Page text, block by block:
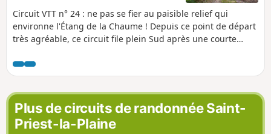
Circuit VTT n° 24 : ne pas se fier au paisible relief qui
environne l'Étang de la Chaume ! Depuis ce point de départ
très agréable, ce circuit file plein Sud après une courte
succession de bosses et de creux, modestes certes, mais
nombreux... Le Chemin du Marchat, à mi-parcours, c'est un
tronçon de 2 km non-stop en légère descente, très sympa à
faire, avec une belle vue en prime.
Plus de circuits de randonnée Saint-
Priest-la-Plaine